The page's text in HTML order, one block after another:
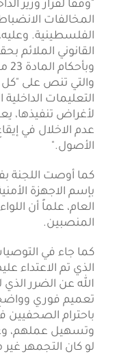
المخالفات
الفلسطينية.
القانوني الملائم
والتي تنص على "كل
التعليمات
لأغراض تنفيذها،
عدم الاخلال في
الأصول."
كما أوصت اللجنة
بإسم الاجهزة
العام، علماً أن
المنصبين.
كما جاء في
الذي تم الاعتداء
الله عن الضرر الذي
تعميم فوري
باحترام الصحفيين
وتسهيل عملهم،
لو كان التجمهر